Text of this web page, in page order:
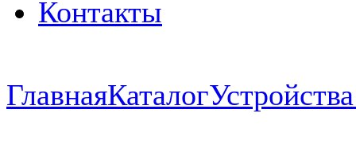
Контакты
ГлавнаяКаталог